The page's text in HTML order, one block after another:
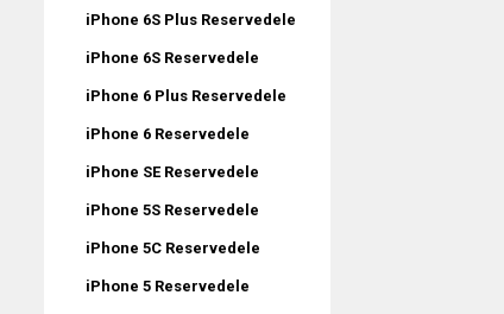
iPhone 6S Plus Reservedele
iPhone 6S Reservedele
iPhone 6 Plus Reservedele
iPhone 6 Reservedele
iPhone SE Reservedele
iPhone 5S Reservedele
iPhone 5C Reservedele
iPhone 5 Reservedele